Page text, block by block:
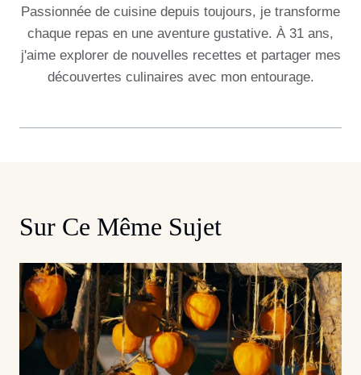
Passionnée de cuisine depuis toujours, je transforme
chaque repas en une aventure gustative. À 31 ans,
j'aime explorer de nouvelles recettes et partager mes
découvertes culinaires avec mon entourage.
Sur Ce Même Sujet